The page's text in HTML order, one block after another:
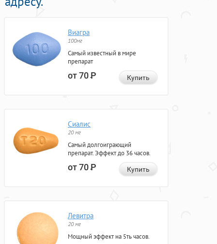
Виагра
100мг
Самый известный в мире
препарат
от 70Р Купить
Сиалис
20 мг
Самый долгоиграющий
препарат. Эффект до 36 часов.
от 70Р Купить
Левитра
20 мг
Мощный эффект на 5ть часов.